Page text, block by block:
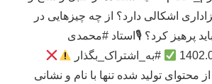
اشکالی دارد؟ از چه چیزهایی در
پرهیز کرد؟ 🎙استاد #محمدی
#به_اشتراک_بگذار
محتوای تولید شده تنها با نام و نشانی